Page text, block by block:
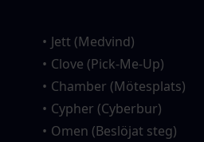
Jett (Medvind)
Clove (Pick-Me-Up)
Chamber (Mötesplats)
Cypher (Cyberbur)
Omen (Beslöjat steg)